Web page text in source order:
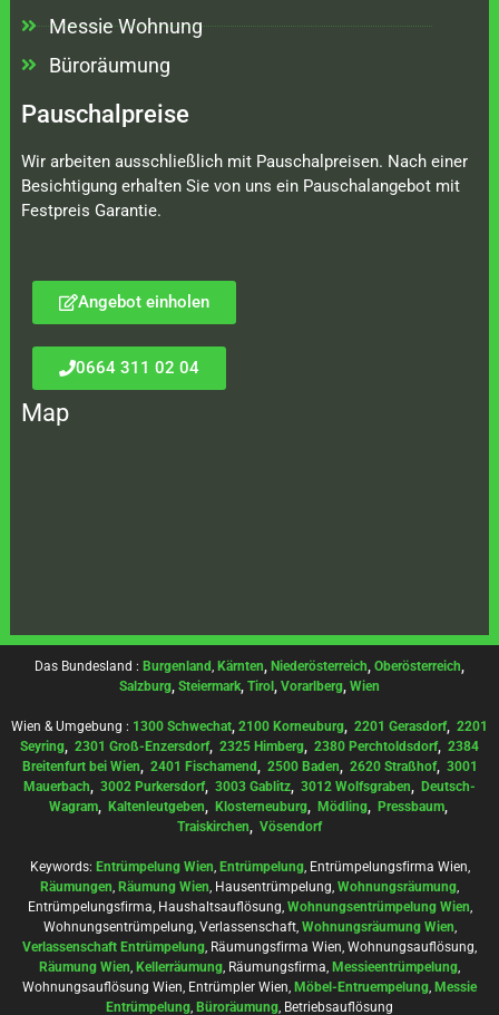
Messie Wohnung
Büroräumung
Pauschalpreise
Wir arbeiten ausschließlich mit Pauschalpreisen. Nach einer
Besichtigung erhalten Sie von uns ein Pauschalangebot mit
Festpreis Garantie.
Angebot einholen
0664 311 02 04
Map
Das Bundesland : Burgenland, Kärnten, Niederösterreich, Oberösterreich,
Salzburg, Steiermark, Tirol , Vorarlberg, Wien
Wien & Umgebung : 1300 Schwechat, 2100 Korneuburg, 2201 Gerasdorf, 2201
Seyring, 2301 Groß-Enzersdorf, 2325 Himberg, 2380 Perchtoldsdorf, 2384
Breitenfurt bei Wien, 2401 Fischamend, 2500 Baden, 2620 Straßhof, 3001
Mauerbach, 3002 Purkersdorf, 3003 Gablitz, 3012 Wolfsgraben, Deutsch-
Wagram, Kaltenleutgeben, Klosterneuburg, Mödling, Pressbaum,
Traiskirchen, Vösendorf
Keywords: Entrümpelung Wien, Entrümpelung, Entrümpelungsfirma Wien,
Räumungen, Räumung Wien, Hausentrümpelung, Wohnungsräumung,
Entrümpelungsfirma, Haushaltsauflösung, Wohnungsentrümpelung Wien,
Wohnungsentrümpelung, Verlassenschaft, Wohnungsräumung Wien,
Verlassenschaft Entrümpelung, Räumungsfirma Wien, Wohnungsauflösung,
Räumung Wien, Kellerräumung, Räumungsfirma, Messieentrümpelung,
Wohnungsauflösung Wien, Entrümpler Wien, Möbel-Entruempelung, Messie
Entrümpelung, Büroräumung, Betriebsauflösung